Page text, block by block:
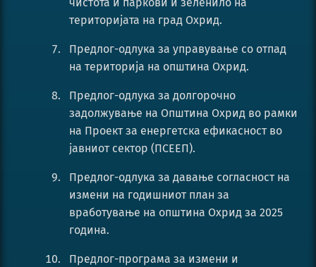
чистота и паркови и зеленило на
територијата на град Охрид.
Предлог-одлука за управување со отпад
на територија на општина Охрид.
Предлог-одлука за долгорочно
задолжување на Општина Охрид во рамки
на Проект за енергетска ефикасност во
јавниот сектор (ПСЕЕП).
Предлог-одлука за давање согласност на
измени на годишниот план за
вработување на општина Охрид за 2025
година.
Предлог-програма за измени и